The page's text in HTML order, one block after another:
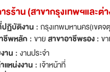
รร้าน (สาขากรุงเทพฯและต่
ฏิบัติงาน :กรุงเทพมหานคร(เขตจ
ชีพหลัก :ขายสาขาอาชีพรอง :ข
าน :งานประจำ
แหน่งงาน : เจ้าหน้าที่